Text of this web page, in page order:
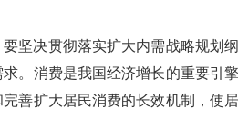
坚决贯彻落实扩大内需战略规划
。消费是我国经济增长的重要引
善扩大居民消费的长效机制，使